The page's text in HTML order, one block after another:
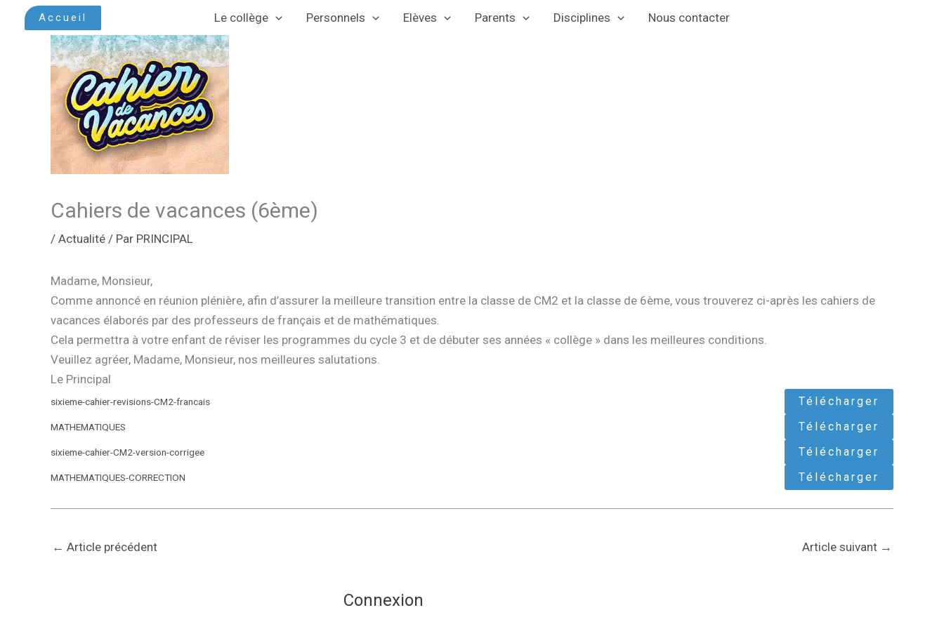
Accueil Le collège Personnels Elèves Parents Disciplines Nous contacter
Cahiers de vacances (6ème)
/ Actualité / Par PRINCIPAL
Madame, Monsieur,
Comme annoncé en réunion plénière, afin d’assurer la meilleure transition entre la classe de CM2 et la classe de 6ème, vous trouverez ci-après les cahiers de
vacances élaborés par des professeurs de français et de mathématiques.
Cela permettra à votre enfant de réviser les programmes du cycle 3 et de débuter ses années « collège » dans les meilleures conditions.
Veuillez agréer, Madame, Monsieur, nos meilleures salutations.
Le Principal
sixieme-cahier-revisions-CM2-francais Télécharger
MATHEMATIQUES Télécharger
sixieme-cahier-CM2-version-corrigee Télécharger
MATHEMATIQUES-CORRECTION Télécharger
← Article précédent Article suivant →
Connexion